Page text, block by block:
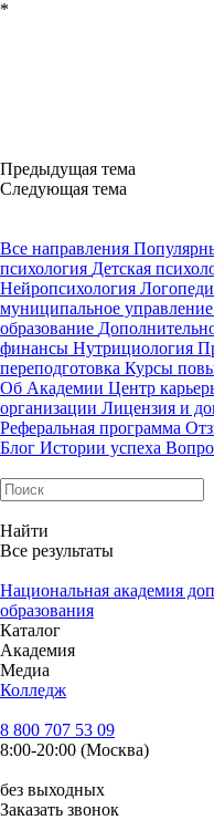
*
Предыдущая тема
Следующая тема
Все направления
психология Детская
Нейропсихология
муниципальное управление
образование
финансы Нутрициология
переподготовка Курсы
Об Академии Центр
организации Лицензия и
Реферальная программа
Блог Истории успеха
Найти
Все результаты
Национальная академия
образования
Каталог
Академия
Медиа
Колледж
8 800 707 53 09
8:00-20:00 (Москва)
без выходных
Заказать звонок